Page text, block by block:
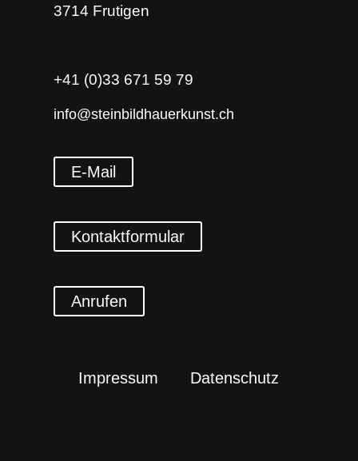
3714 Frutigen
+41 (0)33 671 59 79
info@steinbildhauerkunst.ch
E-Mail
Kontaktformular
Anrufen
Impressum Datenschutz